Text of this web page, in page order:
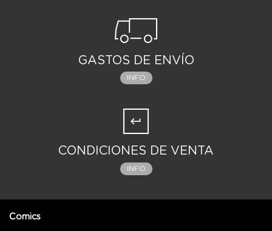
GASTOS DE ENVÍO
INFO
CONDICIONES DE VENTA
INFO
Comics